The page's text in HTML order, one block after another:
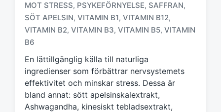
ä
r
k
t
e
d
MOT STRESS, PSYKEFÖRNYELSE, SAFFRAN,
SÖT APELSIN, VITAMIN B1, VITAMIN B12,
VITAMIN B2, VITAMIN B3, VITAMIN B5, VITAMIN
B6
En lättillgänglig källa till naturliga
ingredienser som förbättrar nervsystemets
effektivitet och minskar stress. Dessa är
bland annat: sött apelsinskalextrakt,
Ashwagandha, kinesiskt tebladsextrakt,